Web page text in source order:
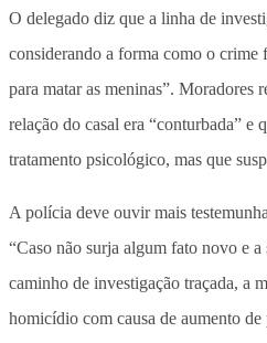
O delegado diz que a linha de
considerando a forma como o crime
para matar as meninas”. Moradores
relação do casal era “conturbada” e
tratamento psicológico, mas que
A polícia deve ouvir mais
“Caso não surja algum fato novo e a
caminho de investigação traçada, a
homicídio com causa de aumento de